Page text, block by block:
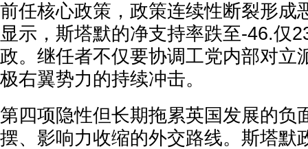
前任核心政策，政策连续性断裂形成
显示，斯塔默的净支持率跌至-46.仅
政。继任者不仅要协调工党内部对立
极右翼势力的持续冲击。
第四项隐性但长期拖累英国发展的负
摆、影响力收缩的外交路线。斯塔默